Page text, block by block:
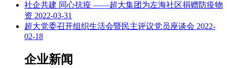
社企共建 同心抗疫 ——超大集团为左海社区捐赠防疫物
资 2022-03-31
超大党委召开组织生活会暨民主评议党员座谈会 2022-
02-18
企业新闻